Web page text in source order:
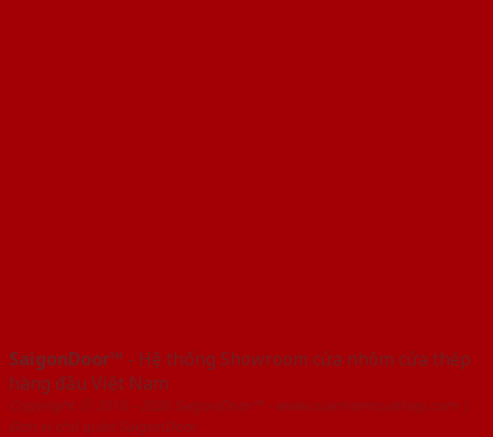
SaigonDoor™ - Hệ thống Showroom cửa nhôm cửa thép
hàng đầu Việt Nam
Copyright ⓒ 2016 – 2026 SaigonDoor™ - www.cuanhomcuathep.com |
Đơn vị chủ quản SaigonDoor